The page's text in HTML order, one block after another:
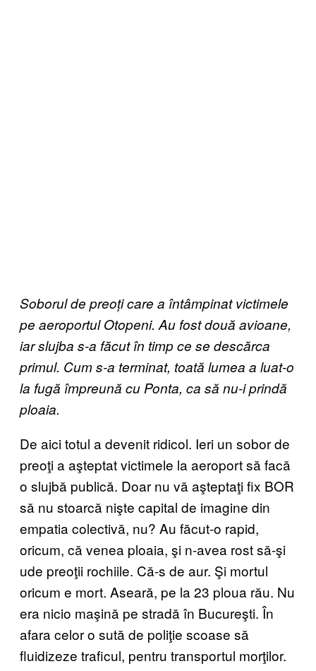
Soborul de preoți care a întâmpinat victimele
pe aeroportul Otopeni. Au fost două avioane,
iar slujba s-a făcut în timp ce se descărca
primul. Cum s-a terminat, toată lumea a luat-o
la fugă împreună cu Ponta, ca să nu-i prindă
ploaia.
De aici totul a devenit ridicol. Ieri un sobor de
preoţi a aşteptat victimele la aeroport să facă
o slujbă publică. Doar nu vă aşteptaţi fix BOR
să nu stoarcă nişte capital de imagine din
empatia colectivă, nu? Au făcut-o rapid,
oricum, că venea ploaia, şi n-avea rost să-şi
ude preoţii rochiile. Că-s de aur. Şi mortul
oricum e mort. Aseară, pe la 23 ploua rău. Nu
era nicio maşină pe stradă în Bucureşti. În
afara celor o sută de poliţie scoase să
fluidizeze traficul, pentru transportul morţilor.